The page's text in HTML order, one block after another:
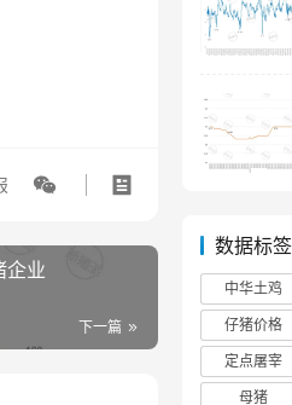
企业
下一篇
数据标签
中华土鸡
仔猪价格
定点屠宰
母猪